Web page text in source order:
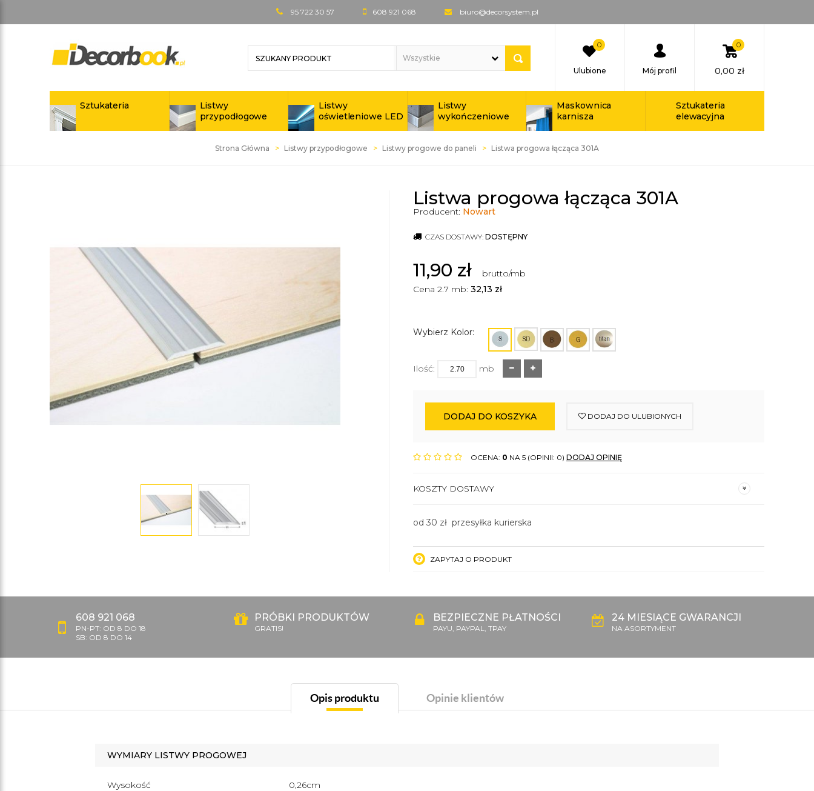
95 722 30 57 608 921 068 biuro@decorsystem.pl
0
Ulubione Mój profil
0
0,00 zł
Sztukateria
Listwy
przypodłogowe
Listwy
oświetleniowe LED
Listwy
wykończeniowe
Maskownica
karnisza
Sztukateria
elewacyjna
Strona Główna Listwy przypodłogowe Listwy progowe do paneli Listwa progowa łącząca 301A
Listwa progowa łącząca 301A
Producent: Nowart
CZAS DOSTAWY: DOSTĘPNY
11,90 zł
brutto/mb
Cena 2.7 mb: 32,13 zł
Wybierz Kolor:
Ilość: mb
DODAJ DO KOSZYKA DODAJ DO ULUBIONYCH
OCENA: 0 NA 5 (OPINII: 0) DODAJ OPINIĘ
KOSZTY DOSTAWY
od 30 zł przesyłka kurierska
ZAPYTAJ O PRODUKT
608 921 068
PN-PT: OD 8 DO 18
SB: OD 8 DO 14
PRÓBKI PRODUKTÓW
GRATIS!
BEZPIECZNE PŁATNOŚCI
PAYU, PAYPAL, TPAY
24 MIESIĄCE GWARANCJI
NA ASORTYMENT
Opis produktu Opinie klientów
WYMIARY LISTWY PROGOWEJ
Wysokość 0,26cm